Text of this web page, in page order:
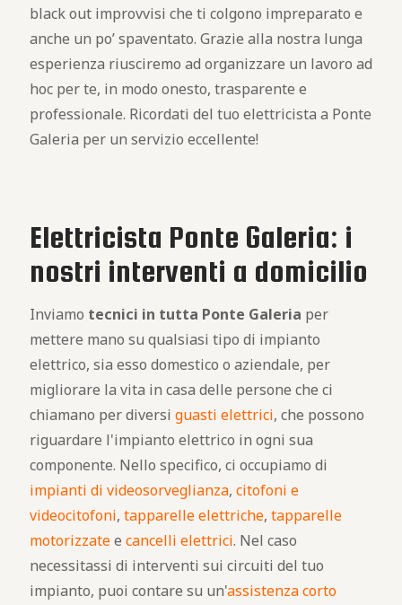
black out improvvisi che ti colgono impreparato e
anche un po’ spaventato. Grazie alla nostra lunga
esperienza riusciremo ad organizzare un lavoro ad
hoc per te, in modo onesto, trasparente e
professionale. Ricordati del tuo elettricista a Ponte
Galeria per un servizio eccellente!
Elettricista Ponte Galeria: i
nostri interventi a domicilio
Inviamo tecnici in tutta Ponte Galeria per
mettere mano su qualsiasi tipo di impianto
elettrico, sia esso domestico o aziendale, per
migliorare la vita in casa delle persone che ci
chiamano per diversi guasti elettrici, che possono
riguardare l'impianto elettrico in ogni sua
componente. Nello specifico, ci occupiamo di
impianti di videosorveglianza, citofoni e
videocitofoni, tapparelle elettriche, tapparelle
motorizzatee cancelli elettrici. Nel caso
necessitassi di interventi sui circuiti del tuo
impianto, puoi contare su un'assistenza corto